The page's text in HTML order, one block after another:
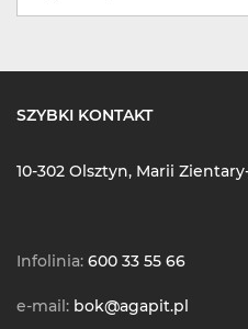
SZYBKI KONTAKT
10-302 Olsztyn, Marii
Infolinia: 600 33 55 66
e-mail: bok@agapit.pl